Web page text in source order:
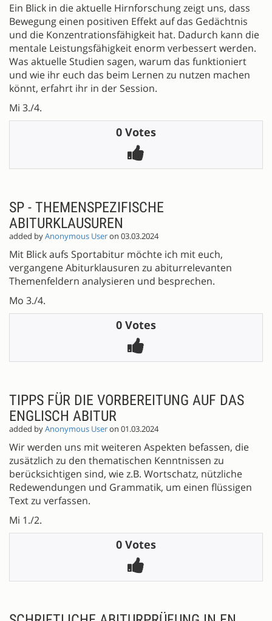
Ein Blick in die aktuelle Hirnforschung zeigt uns, dass
Bewegung einen positiven Effekt auf das Gedächtnis
und die Konzentrationsfähigkeit hat. Dadurch kann die
mentale Leistungsfähigkeit enorm verbessert werden.
Was aktuelle Studien sagen, warum das funktioniert
und wie ihr euch das beim Lernen zu nutzen machen
könnt, erfahrt ihr in der Session.
Mi 3./4.
0 Votes
SP - THEMENSPEZIFISCHE
ABITURKLAUSUREN
added byAnonymous Useron 03.03.2024
Mit Blick aufs Sportabitur möchte ich mit euch,
vergangene Abiturklausuren zu abiturrelevanten
Themenfeldern analysieren und besprechen.
Mo 3./4.
0 Votes
TIPPS FÜR DIE VORBEREITUNG AUF DAS
ENGLISCH ABITUR
added byAnonymous Useron 01.03.2024
Wir werden uns mit weiteren Aspekten befassen, die
zusätzlich zu den thematischen Kenntnissen zu
berücksichtigen sind, wie z.B. Wortschatz, nützliche
Redewendungen und Grammatik, um einen flüssigen
Text zu verfassen.
Mi 1./2.
0 Votes